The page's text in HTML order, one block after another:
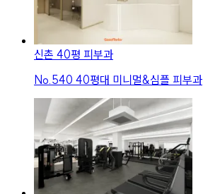
신촌 40평 피부과
No. 540 40평대 미니멀&심플 피부과